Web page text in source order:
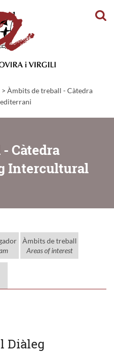
> Àmbits de treball - Càtedra
Càtedra
Intercultural
Àmbits de treball
Areas of interest
Diàleg